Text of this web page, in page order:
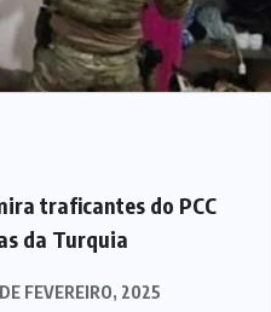
traficantes do PCC
da Turquia
FEVEREIRO, 2025